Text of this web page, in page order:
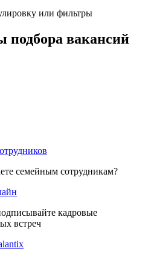
или фильтры
вакансий
семейным сотрудникам?
кадровые
встреч